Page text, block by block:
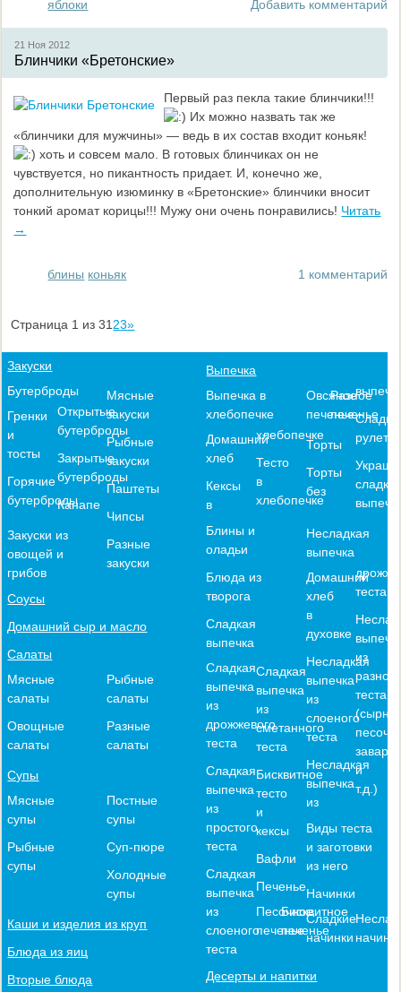
яблоки Добавить комментарий
21 Ноя2012
Блинчики «Бретонские»
Первый раз пекла такие блинчики!!!
Их можно назвать так же
«блинчики для мужчины» — ведь в их состав входит коньяк!
хоть и совсем мало. В готовых блинчиках он не
чувствуется, но пикантность придает. И, конечно же,
дополнительную изюминку в «Бретонские» блинчики вносит
тонкий аромат корицы!!! Мужу они очень понравились! Читать
→
блины коньяк 1 комментарий
Страница 1 из 31 23»
Закуски
Бутерброды
Гренки
и
тосты
Горячие
бутерброды
Открытые
бутерброды
Закрытые
бутерброды
Канапе
Закуски из
овощей и
грибов
Мясные
закуски
Рыбные
закуски
Паштеты
Чипсы
Разные
закуски
Соусы
Домашний сыр и масло
Салаты
Мясные
салаты
Овощные
салаты
Рыбные
салаты
Разные
салаты
Супы
Мясные
супы
Рыбные
супы
Постные
супы
Суп-пюре
Холодные
супы
Каши и изделия из круп
Блюда из яиц
Вторые блюда
Выпечка
Выпечка в
хлебопечке
Домашний
хлеб
Кексы
в
хлебопечке
Тесто
в
хлебопечке
Блины и
оладьи
Блюда из
творога
Сладкая
выпечка
Сладкая
выпечка
из
дрожжевого
теста
Сладкая
выпечка
из
простого
теста
Сладкая
выпечка
из
слоеного
теста
Сладкая
выпечка
из
сметанного
теста
Бисквитное
тесто
и
кексы
Вафли
Печенье
Песочное
печенье
Бисквитное
печенье
Овсяное
печенье
Разное
печенье
Торты
Торты
без
рулеты
Несладкая
выпечка
Домашний
хлеб
в
духовке
Несладкая
выпечка
из
слоеного
теста
Несладкая
выпечка
из
теста
из
разного
теста
и
т.д.)
Виды теста
и заготовки
из него
Начинки
Сладкие
начинки
Десерты и напитки